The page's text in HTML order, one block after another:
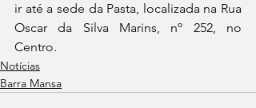
ir até a sede da Pasta, localizada na Rua
Oscar da Silva Marins, nº 252, no
Centro.
Notícias
Barra Mansa